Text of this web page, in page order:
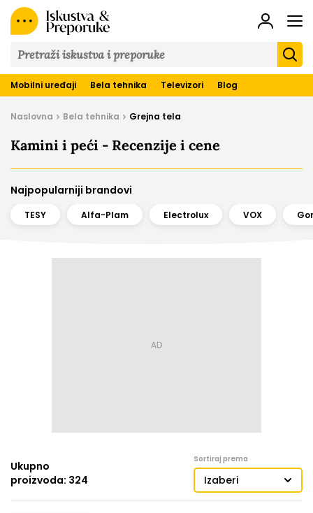
&
Preporuke
Mobilni uređaji Bela tehnika Televizori Blog
Naslovna Bela tehnika Grejna tela
Kamini i peći - Recenzije i cene
Najpopularniji brandovi
TESY Alfa-Plam Electrolux VOX
Ukupno
proizvoda: 324
Sortiraj prema
Izaberi